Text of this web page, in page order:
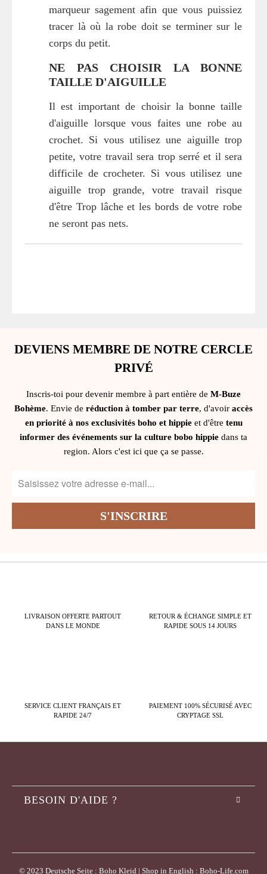
marqueur sagement afin que vous puissiez
tracer là où la robe doit se terminer sur le
corps du petit.
NE PAS CHOISIR LA BONNE
TAILLE D'AIGUILLE
Il est important de choisir la bonne taille
d'aiguille lorsque vous faites une robe au
crochet. Si vous utilisez une aiguille trop
petite, votre travail sera trop serré et il sera
difficile de crocheter. Si vous utilisez une
aiguille trop grande, votre travail risque
d'être Trop lâche et les bords de votre robe
ne seront pas nets.
DEVIENS MEMBRE DE NOTRE CERCLE
PRIVÉ
Inscris-toi pour devenir membre à part entière de M-Buze
Bohème. Envie de réduction à tomber par terre, d'avoir accès
en priorité à nos exclusivités boho et hippieet d'être tenu
informer des événements sur la culture bobo hippie dans ta
region. Alors c'est ici que ça se passe.
LIVRAISON OFFERTE PARTOUT
DANS LE MONDE
RETOUR & ÉCHANGE SIMPLE ET
RAPIDE SOUS 14 JOURS
SERVICE CLIENT FRANÇAIS ET
RAPIDE 24/7
PAIEMENT 100% SÉCURISÉ AVEC
CRYPTAGE SSL
BESOIN D'AIDE ?
© 2023 Deutsche Seite : Boho Kleid | Shop in English : Boho-Life.com